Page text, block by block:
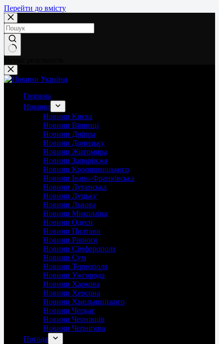
Перейти до вмісту
Головна
Новини
Новини Києва
Новини Вінниці
Новини Дніпра
Новини Донецьку
Новини Житомира
Новини Запоріжжя
Новини Кропивницького
Новини Івано-Франківська
Новини Луганська
Новини Луцьку
Новини Львова
Новини Миколаїва
Новини Одеси
Новини Полтави
Новини Рівного
Новини Сімферополя
Новини Сум
Новини Тернополя
Новини Ужгорода
Новини Харкова
Новини Херсона
Новини Хмельницького
Новини Черкас
Новини Чернівців
Новини Чернігова
Погода